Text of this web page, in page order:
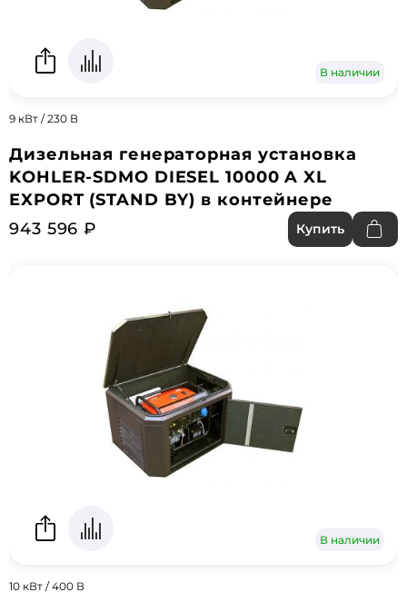
В наличии
9 кВт / 230 В
Дизельная генераторная установка
KOHLER-SDMO DIESEL 10000 A XL
EXPORT (STAND BY) в контейнере
943 596 ₽
Купить
В наличии
10 кВт / 400 В